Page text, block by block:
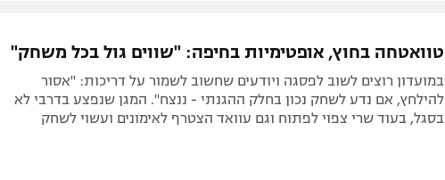
טוואטחה בחוץ, אופטימיות בחיפה: "שווים גול בכל משחק"
במועדון רוצים לשוב לפסגה ויודעים שחשוב לשמור על דריכות: "אסור
להילחץ, אם נדע לשחק נכון בחלק ההגנתי - ננצח". המגן שנפצע בדרבי לא
בסגל, בעוד שרי צפוי לפתוח וגם עוואד הצטרף לאימונים ועשוי לשחק